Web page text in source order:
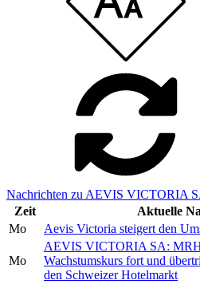
Nachrichten zu AEVIS VICTORIA
Zeit
Aktuelle
Mo
Aevis Victoria steigert den
Mo
AEVIS VICTORIA SA:
Wachstumskurs fort und
den Schweizer Hotelmarkt